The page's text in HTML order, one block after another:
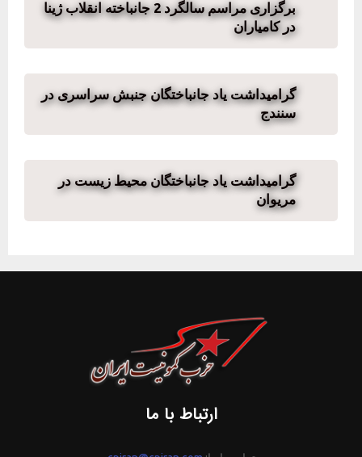
برگزاری مراسم سالگرد 2 جانباخته انقلاب ژینا
در کامیاران
گرامیداشت یاد جانباختگان جنبش سراسری در
سنندج
گرامیداشت یاد جانباختگان محیط زیست در
مریوان
ارتباط با ما